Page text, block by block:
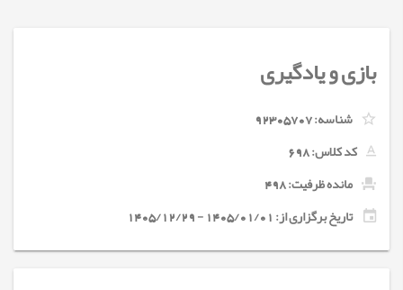
بازی و یادگیری
شناسه:92305707
کد کلاس:698
مانده ظرفیت: 498
تاریخ برگزاری از: 1405/01/01 - 1405/12/29